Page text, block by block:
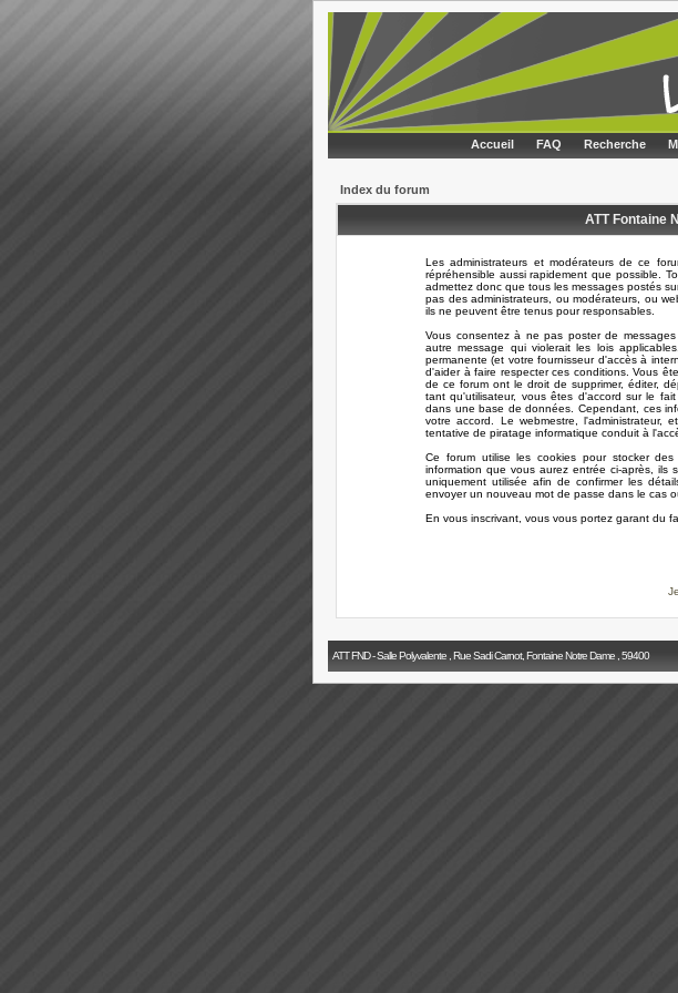
Accueil FAQ Recherche
Index du forum
ATT Fontaine
Les administrateurs et modérateurs de ce
répréhensible aussi rapidement que possible.
admettez donc que tous les messages postés
pas des administrateurs, ou modérateurs, ou
ils ne peuvent être tenus pour responsables.
Vous consentez à ne pas poster de
autre message qui violerait les lois
permanente (et votre fournisseur d'accès à
d'aider à faire respecter ces conditions. Vous
de ce forum ont le droit de supprimer, éditer,
tant qu'utilisateur, vous êtes d'accord sur le
dans une base de données. Cependant, ces
votre accord. Le webmestre, l'administrateur,
tentative de piratage informatique conduit à
Ce forum utilise les cookies pour stocker
information que vous aurez entrée ci-après, ils
uniquement utilisée afin de confirmer les
envoyer un nouveau mot de passe dans le cas
En vous inscrivant, vous vous portez garant du
ATT FND - Salle Polyvalente , Rue Sadi Carnot, Fontaine Notre Dame , 59400